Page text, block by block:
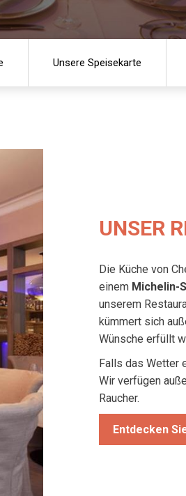
Unsere Speisekarte
UNSER
Die Küche von
einem Michelin-
unserem
kümmert sich
Wünsche erfüllt
Falls das Wetter
Wir verfügen
Raucher.
Entdecken